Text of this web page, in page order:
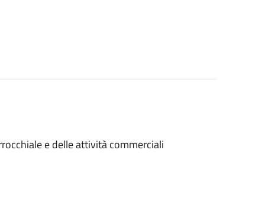
e delle attività commerciali